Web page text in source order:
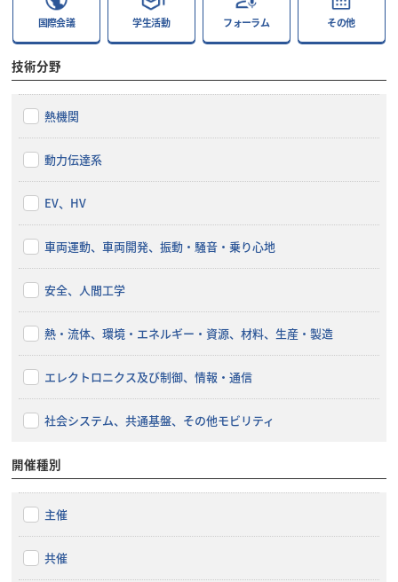
国際会議 学生活動 フォーラム その他
技術分野
熱機関
動力伝達系
EV、HV
車両運動、車両開発、振動・騒音・乗り心地
安全、人間工学
熱・流体、環境・エネルギー・資源、材料、生産・製造
エレクトロニクス及び制御、情報・通信
社会システム、共通基盤、その他モビリティ
開催種別
主催
共催